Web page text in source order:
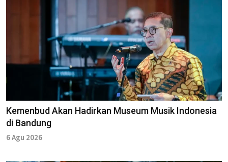
Kemenbud Akan Hadirkan Museum Musik Indonesia
di Bandung
6 Agu 2026